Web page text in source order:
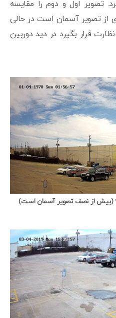
تصویر اول و دوم را مقایسه
از تصویر آسمان است در حالی
قرار بگیرد در دید دوربین